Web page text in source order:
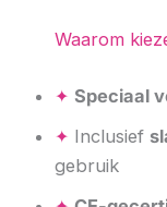
Waarom
✦ Speciaal
✦ Inclusief
gebruik